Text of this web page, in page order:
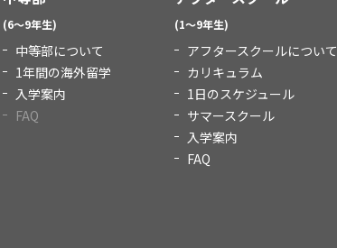
(6～9年生)
中等部について
1年間の海外留学
入学案内
FAQ
(1～9年生)
アフタースクールについて
カリキュラム
1日のスケジュール
サマースクール
入学案内
FAQ